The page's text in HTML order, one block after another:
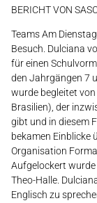
BERICHT VON
Teams Am
Besuch. Dulciana
für einen
den Jahrgängen 7
wurde begleitet
Brasilien), der
gibt und in diesem
bekamen Einblicke
Organisation
Aufgelockert wurde
Theo-Halle.
Englisch zu